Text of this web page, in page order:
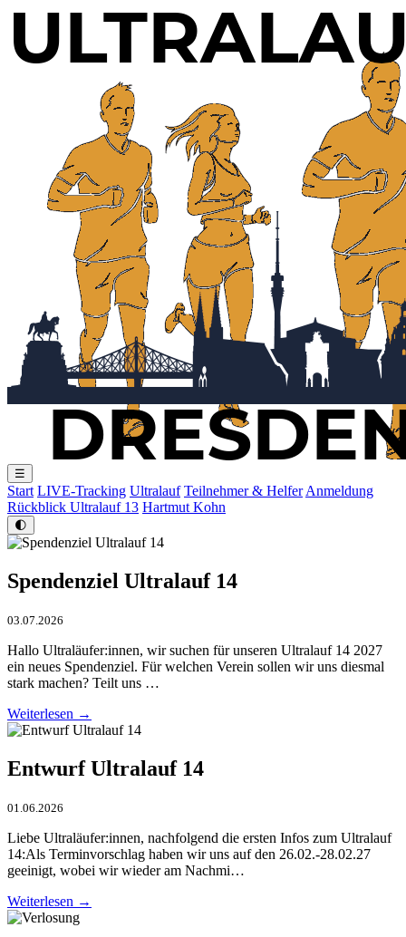
☰
Start LIVE-Tracking Ultralauf Teilnehmer & Helfer Anmeldung
Rückblick Ultralauf 13 Hartmut Kohn
🌓
Spendenziel Ultralauf 14
03.07.2026
Hallo Ultraläufer:innen, wir suchen für unseren Ultralauf 14 2027
ein neues Spendenziel. Für welchen Verein sollen wir uns diesmal
stark machen? Teilt uns …
Weiterlesen →
Entwurf Ultralauf 14
01.06.2026
Liebe Ultraläufer:innen, nachfolgend die ersten Infos zum Ultralauf
14:Als Terminvorschlag haben wir uns auf den 26.02.-28.02.27
geeinigt, wobei wir wieder am Nachmi…
Weiterlesen →